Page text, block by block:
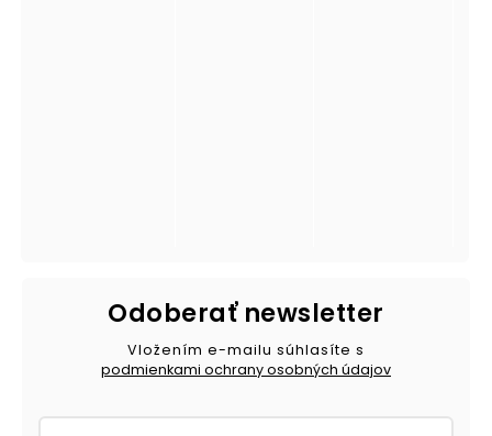
Odoberať newsletter
Vložením e-mailu súhlasíte s
podmienkami ochrany osobných údajov